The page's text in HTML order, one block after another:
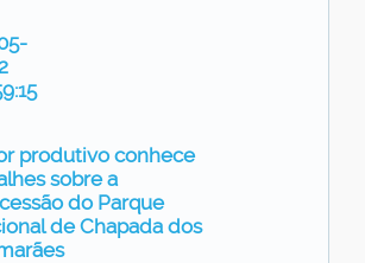
produtivo conhece
sobre a
do Parque
de Chapada dos